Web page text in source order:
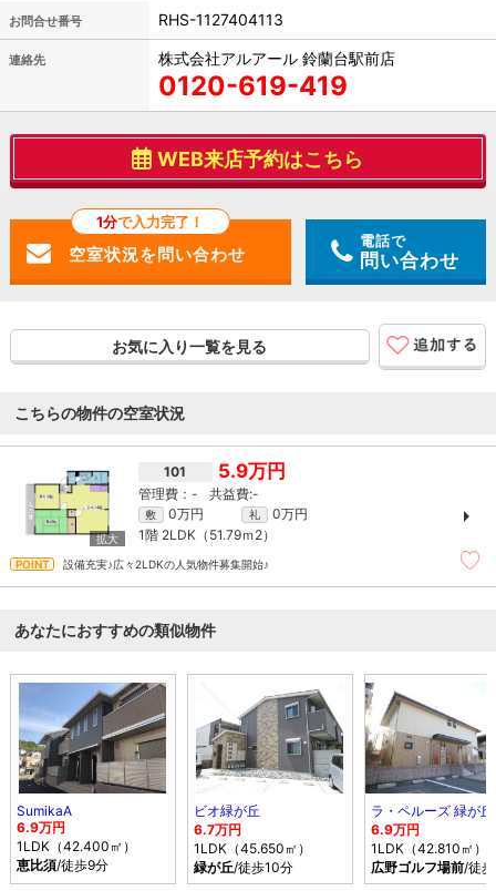
お問合せ番号 RHS-1127404113
連絡先 株式会社アルアール 鈴蘭台駅前店
0120-619-419
WEB来店予約はこちら
1分で入力完了！
電話で
問い合わせ
お気に入り一覧を見る
こちらの物件の空室状況
101 5.9万円
- -
敷 0万円 礼
0万円
1階 2LDK（51.79ｍ 2）
設備充実♪広々2LDKの人気物件募集開始♪
あなたにおすすめの類似物件
SumikaA
6.9万円
1LDK（42.400㎡）
恵比須/徒歩9分
ビオ緑が丘
6.7万円
1LDK（45.650㎡）
緑が丘/徒歩10分
ラ・ペルーズ 緑が丘
6.9万円
1LDK（42.810㎡）
広野ゴルフ場前/徒